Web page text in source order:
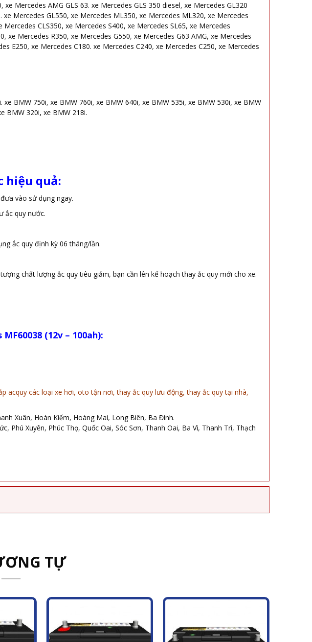
Mercedes AMG GLS 63. xe Mercedes GLS 350 diesel, xe Mercedes GL320
Mercedes GL550, xe Mercedes ML350, xe Mercedes ML320, xe Mercedes
CLS350, xe Mercedes S400, xe Mercedes SL65, xe Mercedes
xe Mercedes R350, xe Mercedes G550, xe Mercedes G63 AMG, xe Mercedes
E250, xe Mercedes C180. xe Mercedes C240, xe Mercedes C250, xe Mercedes
BMW 750i, xe BMW 760i, xe BMW 640i, xe BMW 535i, xe BMW 530i, xe BMW
BMW 320i, xe BMW 218i.
hiệu quả:
vào sử dụng ngay.
ắc quy nước.
ắc quy định kỳ 06 tháng/lần.
chất lượng ắc quy tiêu giảm, bạn cần lên kế hoạch thay ắc quy mới cho xe.
(12v – 100ah):
acquy các loại xe hơi, oto tận nơi, thay ắc quy lưu động, thay ắc quy tại nhà,
Xuân, Hoàn Kiếm, Hoàng Mai, Long Biên, Ba Đình.
Xuyên, Phúc Thọ, Quốc Oai, Sóc Sơn, Thanh Oai, Ba Vì, Thanh Trì, Thạch
TỰ